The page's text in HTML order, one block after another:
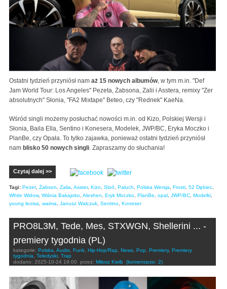
Ostatni tydzień przyniósł nam aż 15 nowych albumów, w tym m.in. "Def
Jam World Tour: Los Angeles" Pezeta, Żabsona, Zalii i Asstera, remixy "Zer
absolutnych" Słonia, "FA2 Mixtape" Beteo, czy "Rednek" KaeNa.
Wśród singli możemy posłuchać nowości m.in. od Kizo, Polskiej Wersji i
Słonia, Baila Ella, Sentino i Konesera, Modelek, JWP/BC, Eryka Moczko i
PlanBe, czy Opała. To tylko zajawka, ponieważ ostatni tydzień przyniósł
nam blisko 50 nowych singli. Zapraszamy do słuchania!
Czytaj dalej >>
Tagi: Pezet Żabson Zalia Asster, Kizo Sloń Paluch Polska Wersja Frosti 52 Dębiec
White Widow, Wiśnia Bakajoko Aleshen Eryk Moczko PlanBe opal JWP/BC Modelki
young leoisa
waima Janusz Walczuk Sentino Koneser
PRO8L3M, Tede, Mes, STXWGN, Shellerini ... -
premiery tygodnia (PL)
kategorie: Polska Audio Funk Hip-Hop/Rap News Pop Premiery, Premiery
tygodnia
Teledyski Trap
dodano: 2025-10-24 19:00 przez: Miłosz Kiełb (komentarze: 2)